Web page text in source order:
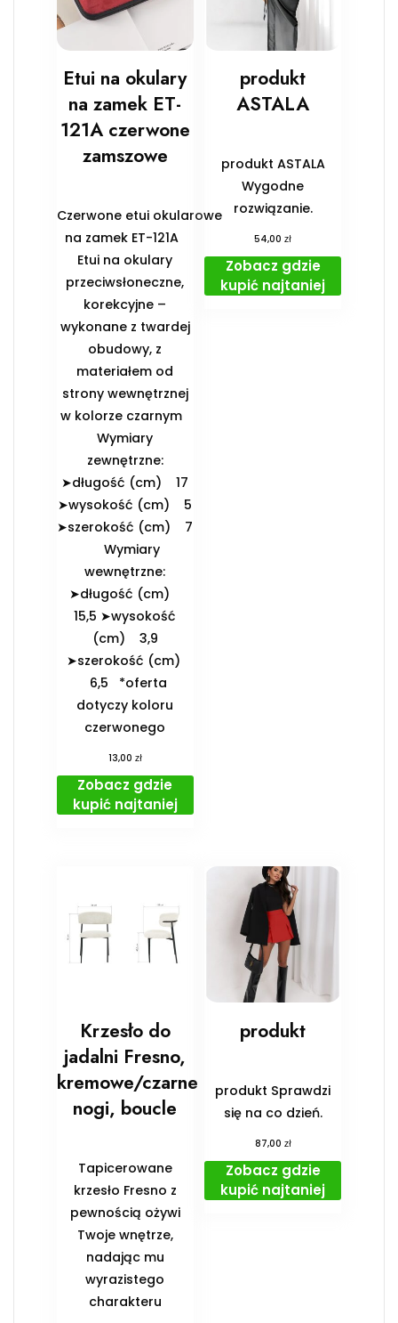
Etui na okulary
na zamek ET-
121A czerwone
zamszowe
Czerwone etui okularowe
na zamek ET-121A
Etui na okulary
przeciwsłoneczne,
korekcyjne –
wykonane z twardej
obudowy, z
materiałem od
strony wewnętrznej
w kolorze czarnym
️Wymiary
zewnętrzne:
➤długość (cm) 17
➤wysokość (cm) 5
➤szerokość (cm) 7
️Wymiary
wewnętrzne:
➤długość (cm)
15,5 ➤wysokość
(cm) 3,9
➤szerokość (cm)
6,5 *oferta
dotyczy koloru
czerwonego
13,00 zł
Zobacz gdzie
kupić najtaniej
produkt
ASTALA
produkt ASTALA
Wygodne
rozwiązanie.
54,00zł
Zobacz gdzie
kupić najtaniej
Krzesło do
jadalni Fresno,
kremowe/czarne
nogi, boucle
Tapicerowane
krzesło Fresno z
pewnością ożywi
Twoje wnętrze,
nadając mu
wyrazistego
charakteru
produkt
produkt Sprawdzi
się na co dzień.
87,00 zł
Zobacz gdzie
kupić najtaniej